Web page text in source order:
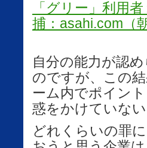
「グリー」利用
捕：asahi.com（
自分の能力が認
のですが、この
ーム内でポイン
惑をかけていな
どれくらいの罪